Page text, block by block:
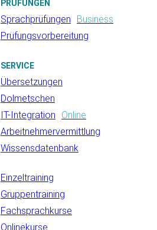
PRÜFUNGEN
Sprachprüfungen
Business
Prüfungsvorbereitung
SERVICE
Übersetzungen
Dolmetschen
IT-Integration
Online
Arbeitnehmervermittlung
Wissensdatenbank
Einzeltraining
Gruppentraining
Fachsprachkurse
Onlinekurse